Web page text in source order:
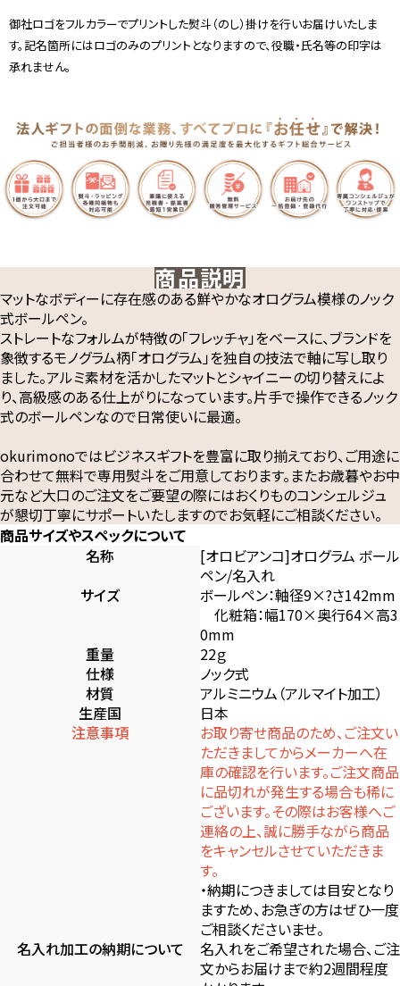
御社ロゴをフルカラーでプリントした熨斗（のし）掛けを行いお届けいたしま
す。記名箇所にはロゴのみのプリントとなりますので、役職・氏名等の印字は
承れません。
商品説明
マットなボディーに存在感のある鮮やかなオログラム模様のノック
式ボールペン。
ストレートなフォルムが特徴の「フレッチャ」をベースに、ブランドを
象徴するモノグラム柄「オログラム」を独自の技法で軸に写し取り
ました。アルミ素材を活かしたマットとシャイニーの切り替えによ
り、高級感のある仕上がりになっています。片手で操作できるノック
式のボールペンなので日常使いに最適。
okurimonoではビジネスギフトを豊富に取り揃えており、ご用途に
合わせて無料で専用熨斗をご用意しております。またお歳暮やお中
元など大口のご注文をご要望の際にはおくりものコンシェルジュ
が懇切丁寧にサポートいたしますのでお気軽にご相談ください。
商品サイズやスペックについて
名称
[オロビアンコ]オログラム ボール
ペン/名入れ
サイズ
ボールペン：軸径9×?さ142mm
化粧箱：幅170×奥行64×高3
0mm
重量
22ｇ
仕様
ノック式
材質
アルミニウム（アルマイト加工）
生産国
日本
注意事項
お取り寄せ商品のため、ご注文い
ただきましてからメーカーへ在
庫の確認を行います。ご注文商品
に品切れが発生する場合も稀に
ございます。その際はお客様へご
連絡の上、誠に勝手ながら商品
をキャンセルさせていただきま
す。
・納期につきましては目安となり
ますため、お急ぎの方はぜひ一度
ご相談くださいませ。
名入れ加工の納期について
名入れをご希望された場合、ご注
文からお届けまで約2週間程度